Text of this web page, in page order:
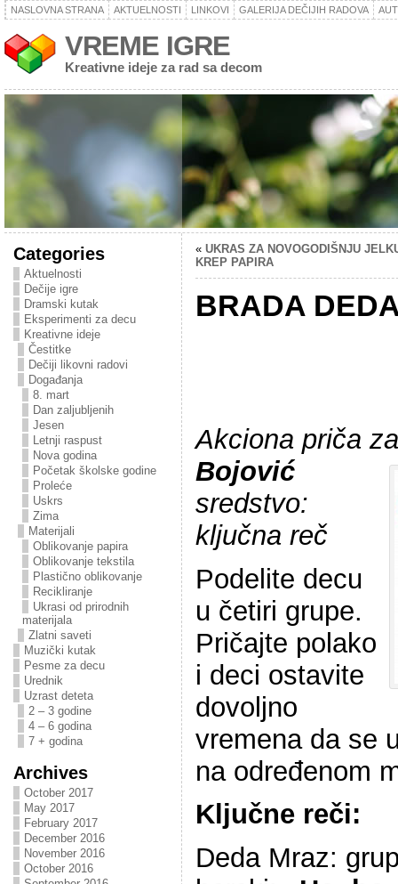
NASLOVNA STRANA AKTUELNOSTI LINKOVI GALERIJA DEČIJIH RADOVA
VREME IGRE
Kreativne ideje za rad sa decom
Categories
Aktuelnosti
Dečije igre
Dramski kutak
Eksperimenti za decu
Kreativne ideje
Čestitke
Dečiji likovni radovi
Događanja
8. mart
Dan zaljubljenih
Jesen
Letnji raspust
Nova godina
Početak školske godine
Proleće
Uskrs
Zima
Materijali
Oblikovanje papira
Oblikovanje tekstila
Plastično oblikovanje
Recikliranje
Ukrasi od prirodnih
materijala
Zlatni saveti
Muzički kutak
Pesme za decu
Urednik
Uzrast deteta
2 – 3 godine
4 – 6 godina
7 + godina
Archives
October 2017
May 2017
February 2017
December 2016
November 2016
October 2016
« UKRAS ZA NOVOGODIŠNJU
KREP PAPIRA
BRADA
Akciona priča
Bojović
sredstvo:
ključna reč
Podelite decu
u četiri grupe.
Pričajte polako
i deci ostavite
dovoljno
vremena da se
na određenom
Ključne reči:
Deda Mraz: